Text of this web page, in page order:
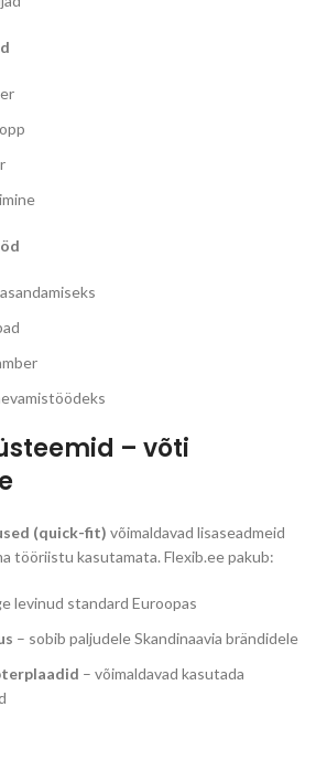
– võti
(quick-fit) võimaldavad lisaseadmeid
tööriistu kasutamata. Flexib.ee pakub:
levinud standard Euroopas
– sobib paljudele Skandinaavia brändidele
– võimaldavad kasutada